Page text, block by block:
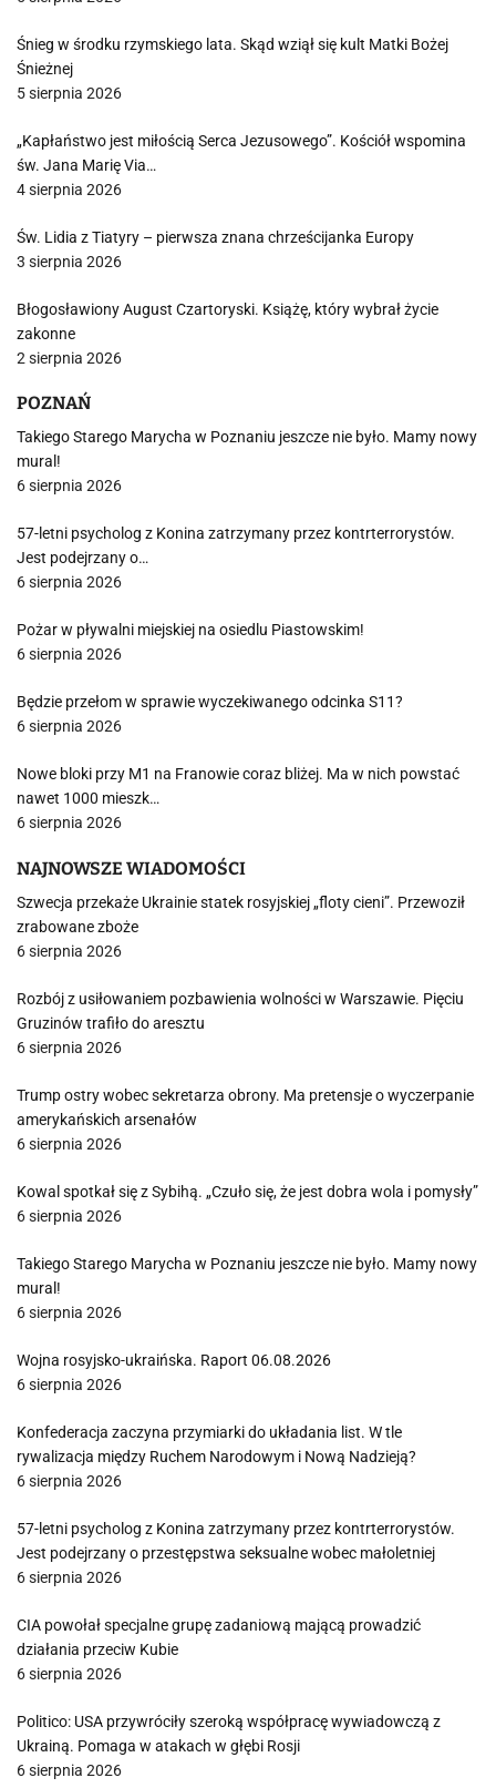
Śnieg w środku rzymskiego lata. Skąd wziął się kult Matki Bożej
Śnieżnej
5 sierpnia 2026
„Kapłaństwo jest miłością Serca Jezusowego”. Kościół wspomina
św. Jana Marię Via…
4 sierpnia 2026
Św. Lidia z Tiatyry – pierwsza znana chrześcijanka Europy
3 sierpnia 2026
Błogosławiony August Czartoryski. Książę, który wybrał życie
zakonne
2 sierpnia 2026
POZNAŃ
Takiego Starego Marycha w Poznaniu jeszcze nie było. Mamy nowy
mural!
6 sierpnia 2026
57-letni psycholog z Konina zatrzymany przez kontrterrorystów.
Jest podejrzany o…
6 sierpnia 2026
Pożar w pływalni miejskiej na osiedlu Piastowskim!
6 sierpnia 2026
Będzie przełom w sprawie wyczekiwanego odcinka S11?
6 sierpnia 2026
Nowe bloki przy M1 na Franowie coraz bliżej. Ma w nich powstać
nawet 1000 mieszk…
6 sierpnia 2026
NAJNOWSZE WIADOMOŚCI
Szwecja przekaże Ukrainie statek rosyjskiej „floty cieni”. Przewoził
zrabowane zboże
6 sierpnia 2026
Rozbój z usiłowaniem pozbawienia wolności w Warszawie. Pięciu
Gruzinów trafiło do aresztu
6 sierpnia 2026
Trump ostry wobec sekretarza obrony. Ma pretensje o wyczerpanie
amerykańskich arsenałów
6 sierpnia 2026
Kowal spotkał się z Sybihą. „Czuło się, że jest dobra wola i pomysły”
6 sierpnia 2026
Takiego Starego Marycha w Poznaniu jeszcze nie było. Mamy nowy
mural!
6 sierpnia 2026
Wojna rosyjsko-ukraińska. Raport 06.08.2026
6 sierpnia 2026
Konfederacja zaczyna przymiarki do układania list. W tle
rywalizacja między Ruchem Narodowym i Nową Nadzieją?
6 sierpnia 2026
57-letni psycholog z Konina zatrzymany przez kontrterrorystów.
Jest podejrzany o przestępstwa seksualne wobec małoletniej
6 sierpnia 2026
CIA powołał specjalne grupę zadaniową mającą prowadzić
działania przeciw Kubie
6 sierpnia 2026
Politico: USA przywróciły szeroką współpracę wywiadowczą z
Ukrainą. Pomaga w atakach w głębi Rosji
6 sierpnia 2026